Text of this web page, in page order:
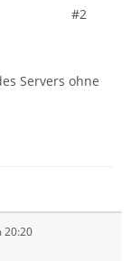
#2
Servers ohne
20:20